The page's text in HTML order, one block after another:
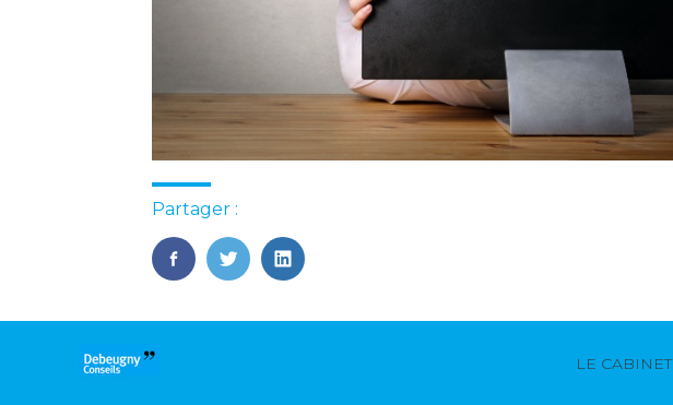
Partager :
FaceBook
TwitterLinkedIn
Footer
LE CABINET